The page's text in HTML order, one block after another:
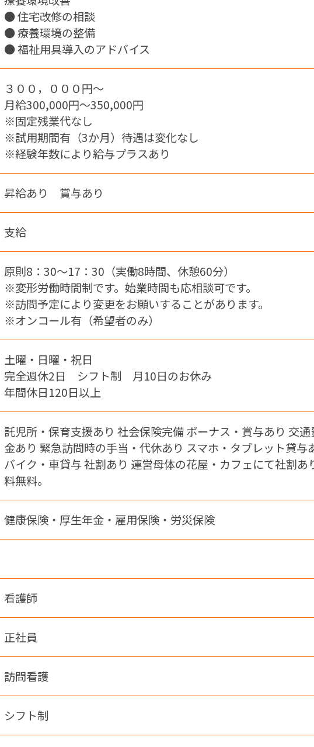
● 住宅改修の相談
● 療養環境の整備
● 福祉用具導入のアドバイス
３００，０００円～
月給300,000円〜350,000円
※固定残業代なし
※試用期間有（3か月）待遇は変化なし
※経験年数により給与プラスあり
昇給あり 賞与あり
支給
原則8：30～17：30（実働8時間、休憩60分）
※変形労働時間制です。始業時間も応相談可です。
※訪問予定により変更をお願いすることがあります。
※オンコール有（希望者のみ）
土曜・日曜・祝日
完全週休2日 シフト制 月10日のお休み
年間休日120日以上
託児所・保育支援あり 社会保険完備 ボーナス・賞与あり 交
金あり 緊急訪問時の手当・代休あり スマホ・タブレット貸与
バイク・車貸与 社割あり 運営母体の花屋・カフェにて社割あ
料無料。
健康保険・厚生年金・雇用保険・労災保険
看護師
正社員
訪問看護
シフト制